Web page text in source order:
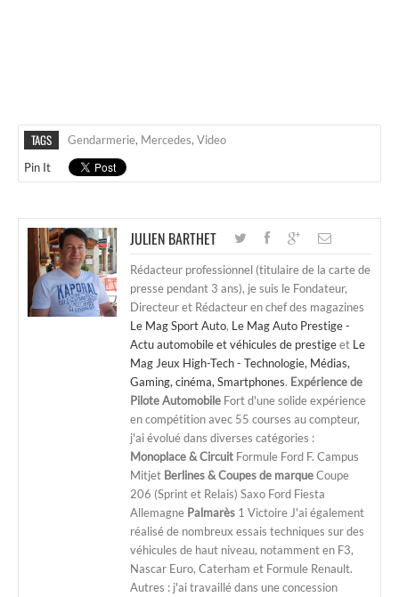
TAGS Gendarmerie, Mercedes, Video
Pin It
JULIEN BARTHET
Rédacteur professionnel (titulaire de la carte de
presse pendant 3 ans), je suis le Fondateur,
Directeur et Rédacteur en chef des magazines
Le Mag Sport Auto, Le Mag Auto Prestige -
Actu automobile et véhicules de prestigeet Le
Mag Jeux High-Tech - Technologie, Médias,
Gaming, cinéma, Smartphones. Expérience de
Pilote Automobile Fort d'une solide expérience
en compétition avec 55 courses au compteur,
j'ai évolué dans diverses catégories :
Monoplace & Circuit Formule Ford F. Campus
Mitjet Berlines & Coupes de marqueCoupe
206 (Sprint et Relais) Saxo Ford Fiesta
Allemagne Palmarès 1 Victoire J'ai également
réalisé de nombreux essais techniques sur des
véhicules de haut niveau, notamment en F3,
Nascar Euro, Caterham et Formule Renault.
Autres : j'ai travaillé dans une concession